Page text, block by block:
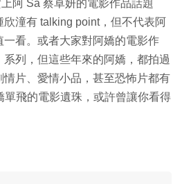
阿 Sa 蔡卓妍的電影作品話題
潼有 talking point，但不代表阿
看。或者大家對阿嬌的電影作
列，但這些年來的阿嬌，都拍過
片、愛情小品，甚至恐怖片都有
單飛的電影遺珠，或許曾讓你看得